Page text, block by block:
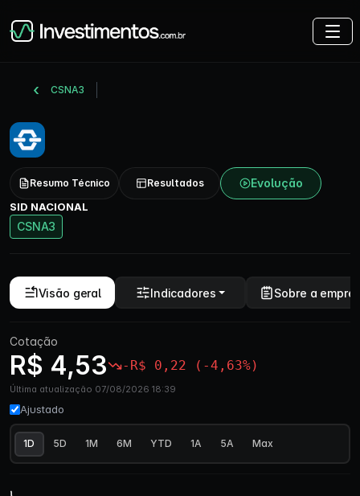
CSNA3
Resumo Técnico Resultados Evolução
SID NACIONAL
CSNA3
Visão geral Indicadores Sobre a
Cotação
R$ 4,53 -R$ 0,22 (-4,63%)
Última atualização 07/08/2026 18:39
Ajustado
1D 5D 1M 6M YTD 1A 5A Max